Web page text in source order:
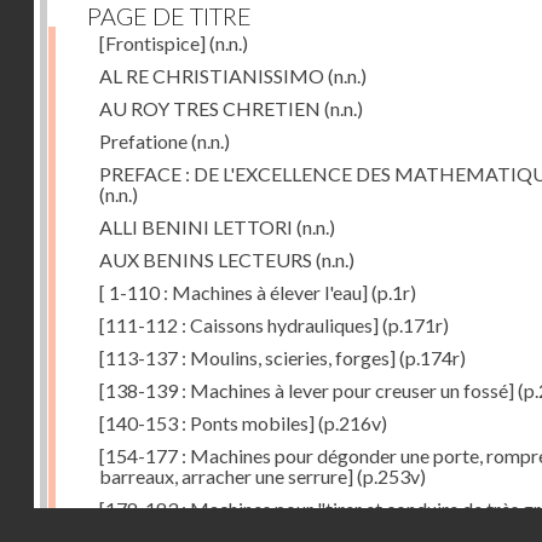
PAGE DE TITRE
[Frontispice](n.n.)
AL RE CHRISTIANISSIMO (n.n.)
AU ROY TRES CHRETIEN (n.n.)
Prefatione(n.n.)
PREFACE : DE L'EXCELLENCE DES
(n.n.)
ALLI BENINI LETTORI (n.n.)
AUX BENINS LECTEURS (n.n.)
[ 1-110 : Machines à élever l'eau](p.1r)
[111-112 : Caissons hydrauliques](p.171r)
[113-137 : Moulins, scieries, forges](p.174r)
[138-139 : Machines à lever pour creuser un fossé]
[140-153 : Ponts mobiles](p.216v)
[154-177 : Machines pour dégonder une porte,
barreaux, arracher une serrure](p.253v)
[178-183 : Machines pour "tirer et conduire de très